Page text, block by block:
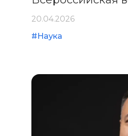
20.04.2026
#Наука